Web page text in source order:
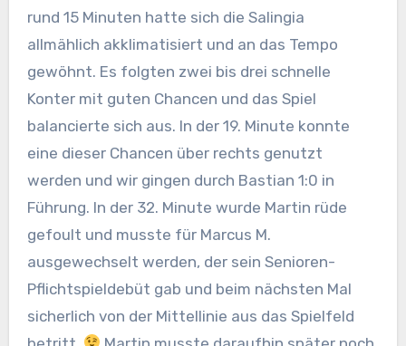
rund 15 Minuten hatte sich die Salingia
allmählich akklimatisiert und an das Tempo
gewöhnt. Es folgten zwei bis drei schnelle
Konter mit guten Chancen und das Spiel
balancierte sich aus. In der 19. Minute konnte
eine dieser Chancen über rechts genutzt
werden und wir gingen durch Bastian 1:0 in
Führung. In der 32. Minute wurde Martin rüde
gefoult und musste für Marcus M.
ausgewechselt werden, der sein Senioren-
Pflichtspieldebüt gab und beim nächsten Mal
sicherlich von der Mittellinie aus das Spielfeld